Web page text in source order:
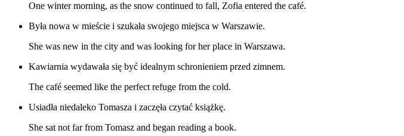
One winter morning, as the snow continued to fall, Zofia entered the café.
Była nowa w mieście i szukała swojego miejsca w Warszawie.
She was new in the city and was looking for her place in Warszawa.
Kawiarnia wydawała się być idealnym schronieniem przed zimnem.
The café seemed like the perfect refuge from the cold.
Usiadła niedaleko Tomasza i zaczęła czytać książkę.
She sat not far from Tomasz and began reading a book.